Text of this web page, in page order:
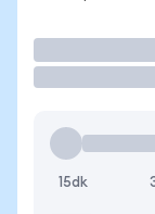
15dk